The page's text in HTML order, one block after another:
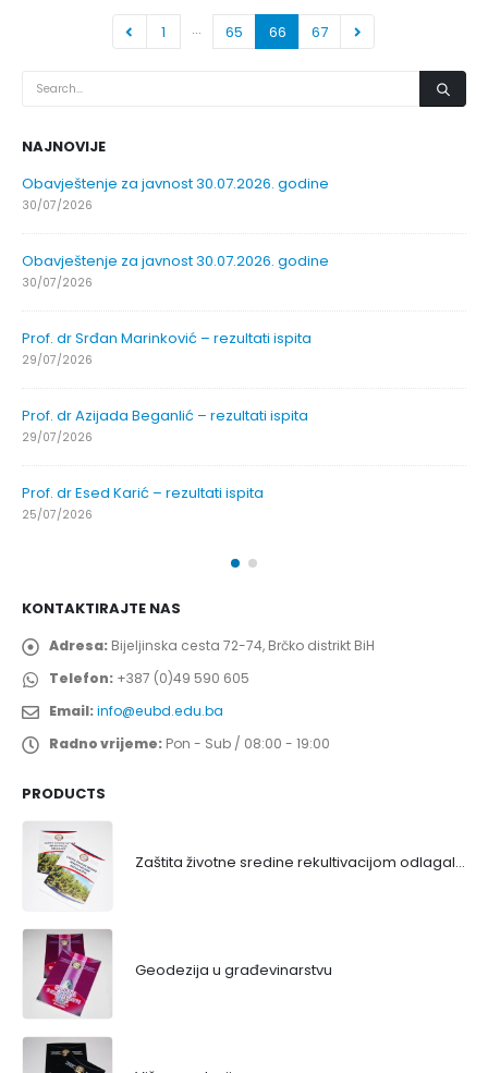
1 … 65 66 67
NAJNOVIJE
Obavještenje za javnost 30.07.2026. godine
30/07/2026
Obavještenje za javnost 30.07.2026. godine
30/07/2026
Prof. dr Srđan Marinković – rezultati ispita
29/07/2026
Prof. dr Azijada Beganlić – rezultati ispita
29/07/2026
Prof. dr Esed Karić – rezultati ispita
25/07/2026
KONTAKTIRAJTE NAS
Adresa: Bijeljinska cesta 72-74, Brčko distrikt BiH
Telefon: +387 (0)49 590 605
Email:info@eubd.edu.ba
Radno vrijeme: Pon - Sub / 08:00 - 19:00
PRODUCTS
Zaštita životne sredine rekultivacijom odlagališta
Geodezija u građevinarstvu